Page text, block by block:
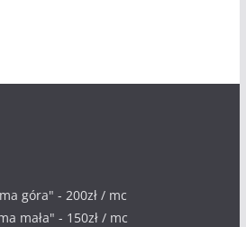
góra" - 200zł / mc
mała" - 150zł / mc